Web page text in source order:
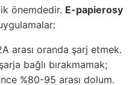
önemdedir. E-papierosy
arası oranda şarj etmek.
bağlı bırakmamak;
%80-95 arası dolum.